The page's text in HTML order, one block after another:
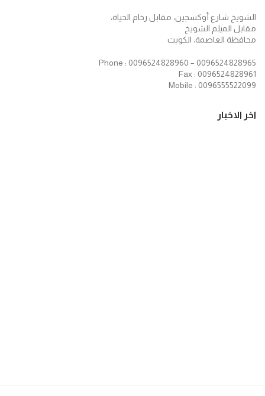
الشويخ شارع أوكسجين، مقابل رخام الحياة،
مقابل الميلم الشويخ
محافظة العاصمة، الكويت
Phone : 0096524828960 – 0096524828965
Fax : 0096524828961
Mobile : 0096555522099
اخر الاخبار